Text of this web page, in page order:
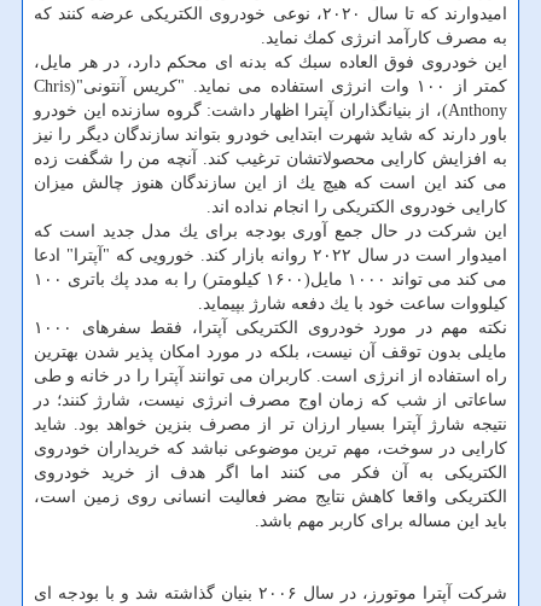
امیدوارند كه تا سال ۲۰۲۰، نوعی خودروی الكتریكی عرضه كنند كه
به مصرف كارآمد انرژی كمك نماید.
این خودروی فوق العاده سبك كه بدنه ای محكم دارد، در هر مایل،
كمتر از ۱۰۰ وات انرژی استفاده می نماید. "كریس آنتونی"(Chris
Anthony)، از بنیانگذاران آپترا اظهار داشت: گروه سازنده این خودرو
باور دارند كه شاید شهرت ابتدایی خودرو بتواند سازندگان دیگر را نیز
به افزایش كارایی محصولاتشان ترغیب كند. آنچه من را شگفت زده
می كند این است كه هیچ یك از این سازندگان هنوز چالش میزان
كارایی خودروی الكتریكی را انجام نداده اند.
این شركت در حال جمع آوری بودجه برای یك مدل جدید است كه
امیدوار است در سال ۲۰۲۲ روانه بازار كند. خورویی كه "آپترا" ادعا
می كند می تواند ۱۰۰۰ مایل(۱۶۰۰ كیلومتر) را به مدد پك باتری ۱۰۰
كیلووات ساعت خود با یك دفعه شارژ بپیماید.
نكته مهم در مورد خودروی الكتریكی آپترا، فقط سفرهای ۱۰۰۰
مایلی بدون توقف آن نیست، بلكه در مورد امكان پذیر شدن بهترین
راه استفاده از انرژی است. كاربران می توانند آپترا را در خانه و طی
ساعاتی از شب كه زمان اوج مصرف انرژی نیست، شارژ كنند؛ در
نتیجه شارژ آپترا بسیار ارزان تر از مصرف بنزین خواهد بود. شاید
كارایی در سوخت، مهم ترین موضوعی نباشد كه خریداران خودروی
الكتریكی به آن فكر می كنند اما اگر هدف از خرید خودروی
الكتریكی واقعا كاهش نتایج مضر فعالیت انسانی روی زمین است،
باید این مساله برای كاربر مهم باشد.
شركت آپترا موتورز، در سال ۲۰۰۶ بنیان گذاشته شد و با بودجه ای